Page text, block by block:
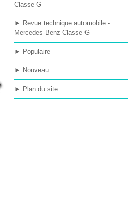
Classe G
► Revue technique automobile -
Mercedes-Benz Classe G
► Populaire
► Nouveau
► Plan du site